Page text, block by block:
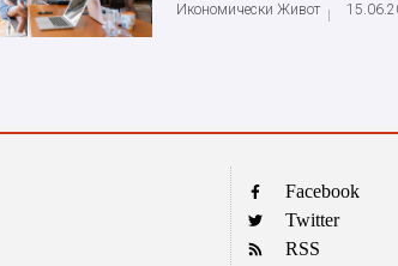
Икономически Живот
Facebook
Twitter
RSS